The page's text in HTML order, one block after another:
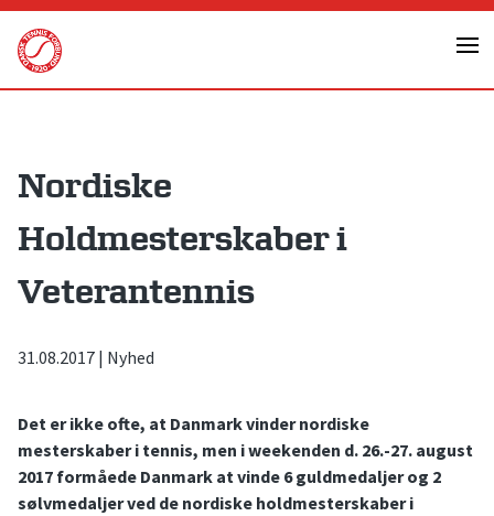
Skip
content
Nordiske
Holdmesterskaber i
Veterantennis
31.08.2017 | Nyhed
Det er ikke ofte, at Danmark vinder nordiske
mesterskaber i tennis, men i weekenden d. 26.-27. august
2017 formåede Danmark at vinde 6 guldmedaljer og 2
sølvmedaljer ved de nordiske holdmesterskaber i